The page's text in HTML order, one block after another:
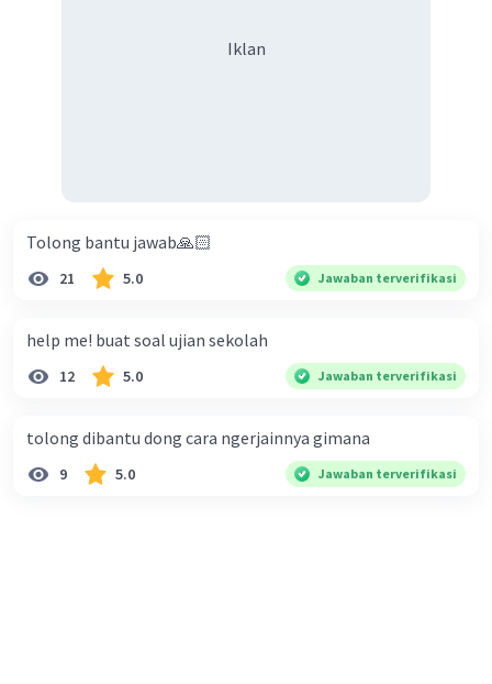
Iklan
Tolong bantu jawab🙏🏻
21 5.0 Jawaban terverifikasi
help me! buat soal ujian sekolah
12 5.0 Jawaban terverifikasi
tolong dibantu dong cara ngerjainnya gimana
9 5.0 Jawaban terverifikasi